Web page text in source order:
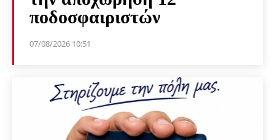
ποδοσφαιριστών
07/08/2026 10:51